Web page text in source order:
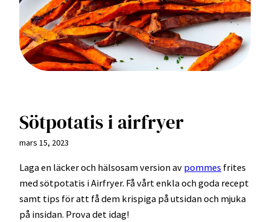
Sötpotatis i airfryer
mars 15, 2023
Laga en läcker och hälsosam version av pommes frites
med sötpotatis i Airfryer. Få vårt enkla och goda recept
samt tips för att få dem krispiga på utsidan och mjuka
på insidan. Prova det idag!